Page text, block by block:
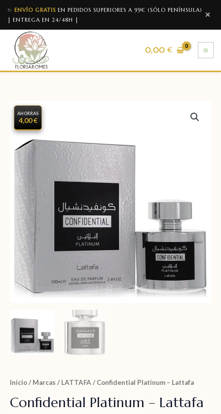
✨ ENVÍO GRATIS EN PEDIDOS SUPERIORES A 99€ (SÓLO PENÍNSULA)
| ENTREGA EN 24/48H |
✕
0,00€
AHORRAS
4,00 €
Inicio/ Marcas / LATTAFA / Confidential Platinum – Lattafa
Confidential Platinum – Lattafa